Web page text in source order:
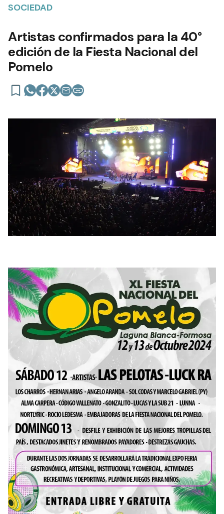
SOCIEDAD
Artistas confirmados para la 40°
edición de la Fiesta Nacional del
Pomelo